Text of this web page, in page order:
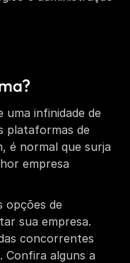
uma infinidade de
plataformas de
é normal que surja
empresa
opções de
sua empresa.
concorrentes
Confira alguns a